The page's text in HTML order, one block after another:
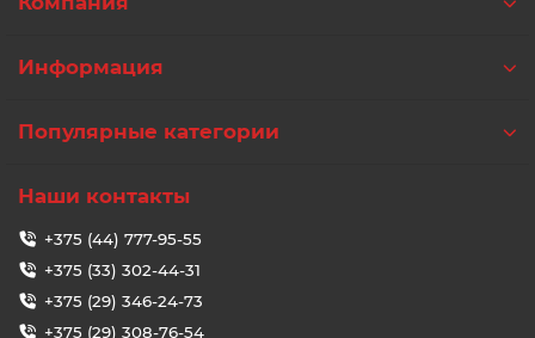
Информация
Популярные категории
Наши контакты
+375 (44) 777-95-55
+375 (33) 302-44-31
+375 (29) 346-24-73
+375 (29) 308-76-54